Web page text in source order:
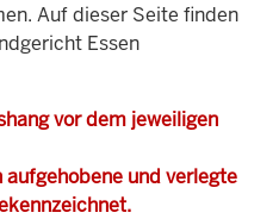
Auf dieser Seite finden
Essen
vor dem jeweiligen
und verlegte